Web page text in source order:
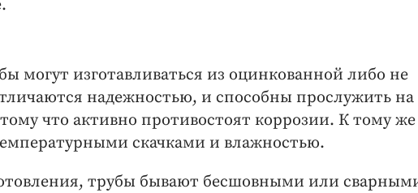
могут изготавливаться из оцинкованной либо не
надежностью, и способны прослужить на
что активно противостоят коррозии. К тому же
скачками и влажностью.
трубы бывают бесшовными или